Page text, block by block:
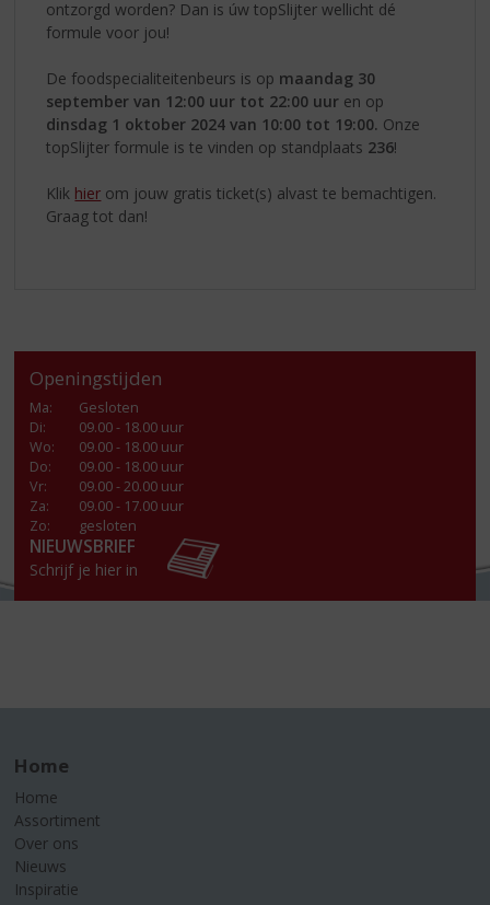
ontzorgd worden? Dan is úw topSlijter wellicht dé
formule voor jou!
De foodspecialiteitenbeurs is op maandag 30
september van 12:00 uur tot 22:00 uur en op
dinsdag 1 oktober 2024 van 10:00 tot 19:00. Onze
topSlijter formule is te vinden op standplaats 236!
Klik hier om jouw gratis ticket(s) alvast te bemachtigen.
Graag tot dan!
Openingstijden
Ma:
Gesloten
Di:
09.00 - 18.00 uur
Wo:
09.00 - 18.00 uur
Do:
09.00 - 18.00 uur
Vr:
09.00 - 20.00 uur
Za:
09.00 - 17.00 uur
Zo:
gesloten
NIEUWSBRIEF
Schrijf je hier in
Home
Home
Assortiment
Over ons
Nieuws
Inspiratie